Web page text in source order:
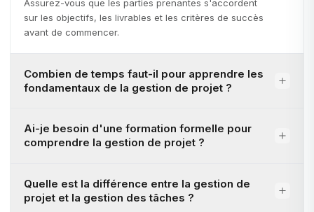
Assurez-vous que les parties prenantes s'accordent
sur les objectifs, les livrables et les critères de succès
avant de commencer.
Combien de temps faut-il pour apprendre les
fondamentaux de la gestion de projet ?
Ai-je besoin d'une formation formelle pour
comprendre la gestion de projet ?
Quelle est la différence entre la gestion de
projet et la gestion des tâches ?